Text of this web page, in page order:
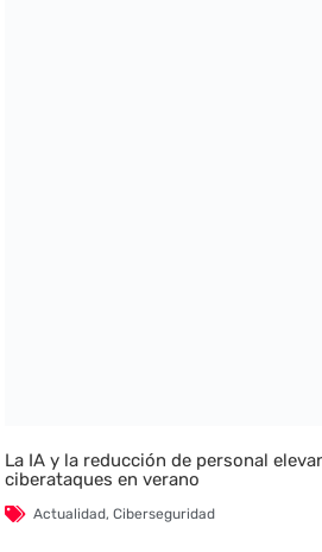
La IA y la reducción de personal
ciberataques en verano
Actualidad,Ciberseguridad